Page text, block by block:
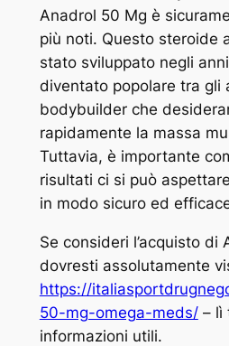
Anadrol 50 Mg è
più noti. Questo steroide
stato sviluppato negli
diventato popolare tra gli
bodybuilder che
rapidamente la massa
Tuttavia, è importante
risultati ci si può
in modo sicuro ed
Se consideri l’acquisto di
dovresti assolutamente
https://
50-mg-omega-meds/– lì
informazioni utili.